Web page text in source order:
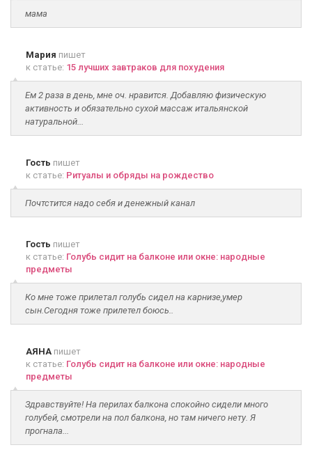
мама
Мария пишет
к статье: 15 лучших завтраков для похудения
Ем 2 раза в день, мне оч. нравится. Добавляю физическую
активность и обязательно сухой массаж итальянской
натуральной...
Гость пишет
к статье: Ритуалы и обряды на рождество
Почтстится надо себя и денежный канал
Гость пишет
к статье: Голубь сидит на балконе или окне: народные
предметы
Ко мне тоже прилетал голубь сидел на карнизе,умер
сын.Сегодня тоже прилетел боюсь..
АЯНА пишет
к статье: Голубь сидит на балконе или окне: народные
предметы
Здравствуйте! На перилах балкона спокойно сидели много
голубей, смотрели на пол балкона, но там ничего нету. Я
прогнала...